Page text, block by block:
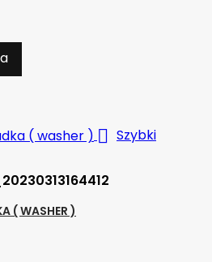
 Szybki
( WASHER )